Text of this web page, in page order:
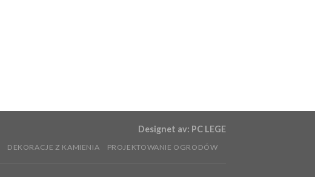
Designet av: PC LEGE
DEKORACJE Z KAMIENIA
PROJEKTOWANIE OGRODÓW